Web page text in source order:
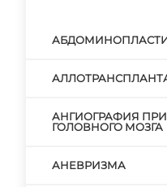
АНГИОГРАФИЯ
ГОЛОВНОГО МОЗГА
АНЕВРИЗМА